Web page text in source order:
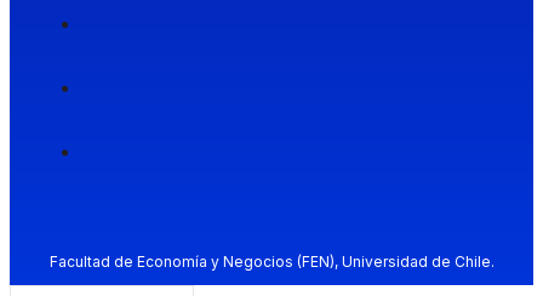
Facultad de Economía y Negocios (FEN), Universidad de Chile.